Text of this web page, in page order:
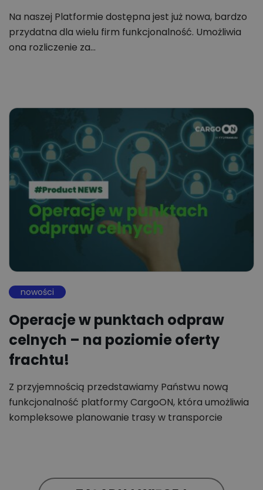
Na naszej Platformie dostępna jest już nowa, bardzo
przydatna dla wielu firm funkcjonalność. Umożliwia
ona rozliczenie za…
nowości
Operacje w punktach odpraw
celnych – na poziomie oferty
frachtu!
Z przyjemnością przedstawiamy Państwu nową
funkcjonalność platformy CargoON, która umożliwia
kompleksowe planowanie trasy w transporcie